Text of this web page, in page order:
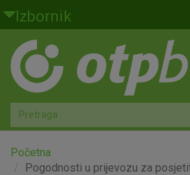
Skoči na glavni sadržaj
Izbornik
Građani
Privatno bankarstvo
Agro
Mala poduzeća i obrtnici
Početna
Pogodnosti u prijevozu za